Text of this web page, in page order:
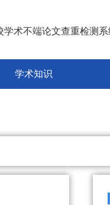
学术不端论文查重检测
学术知识